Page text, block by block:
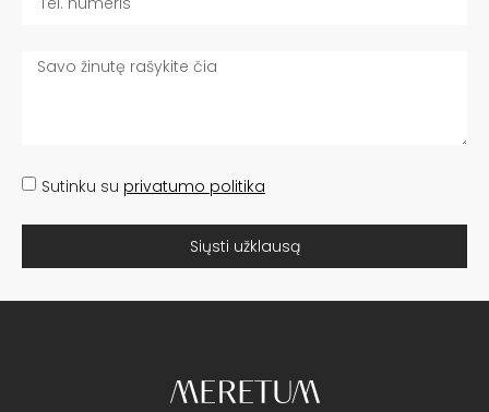
Sutinku su privatumo politika
Siųsti užklausą